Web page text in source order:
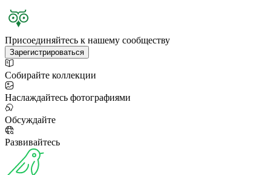
Присоединяйтесь к нашему сообществу
Зарегистрироваться
Собирайте коллекции
Наслаждайтесь фотографиями
Обсуждайте
Развивайтесь